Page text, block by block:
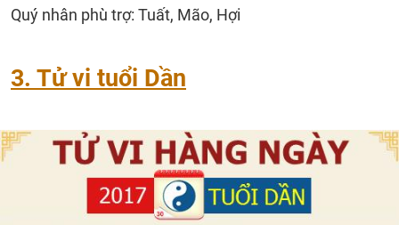
Quý nhân phù trợ: Tuất, Mão, Hợi
3. Tử vi tuổi Dần